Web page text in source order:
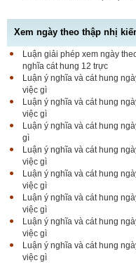
Xem ngày theo thập nhị
Luận giải phép xem ngày
nghĩa cát hung 12 trực
Luận ý nghĩa và cát hung
việc gì
Luận ý nghĩa và cát hung
việc gì
Luận ý nghĩa và cát hung
gì
Luận ý nghĩa và cát hung
việc gì
Luận ý nghĩa và cát hung
việc gì
Luận ý nghĩa và cát hung
việc gì
Luận ý nghĩa và cát hung
việc gì
Luận ý nghĩa và cát hung
việc gì